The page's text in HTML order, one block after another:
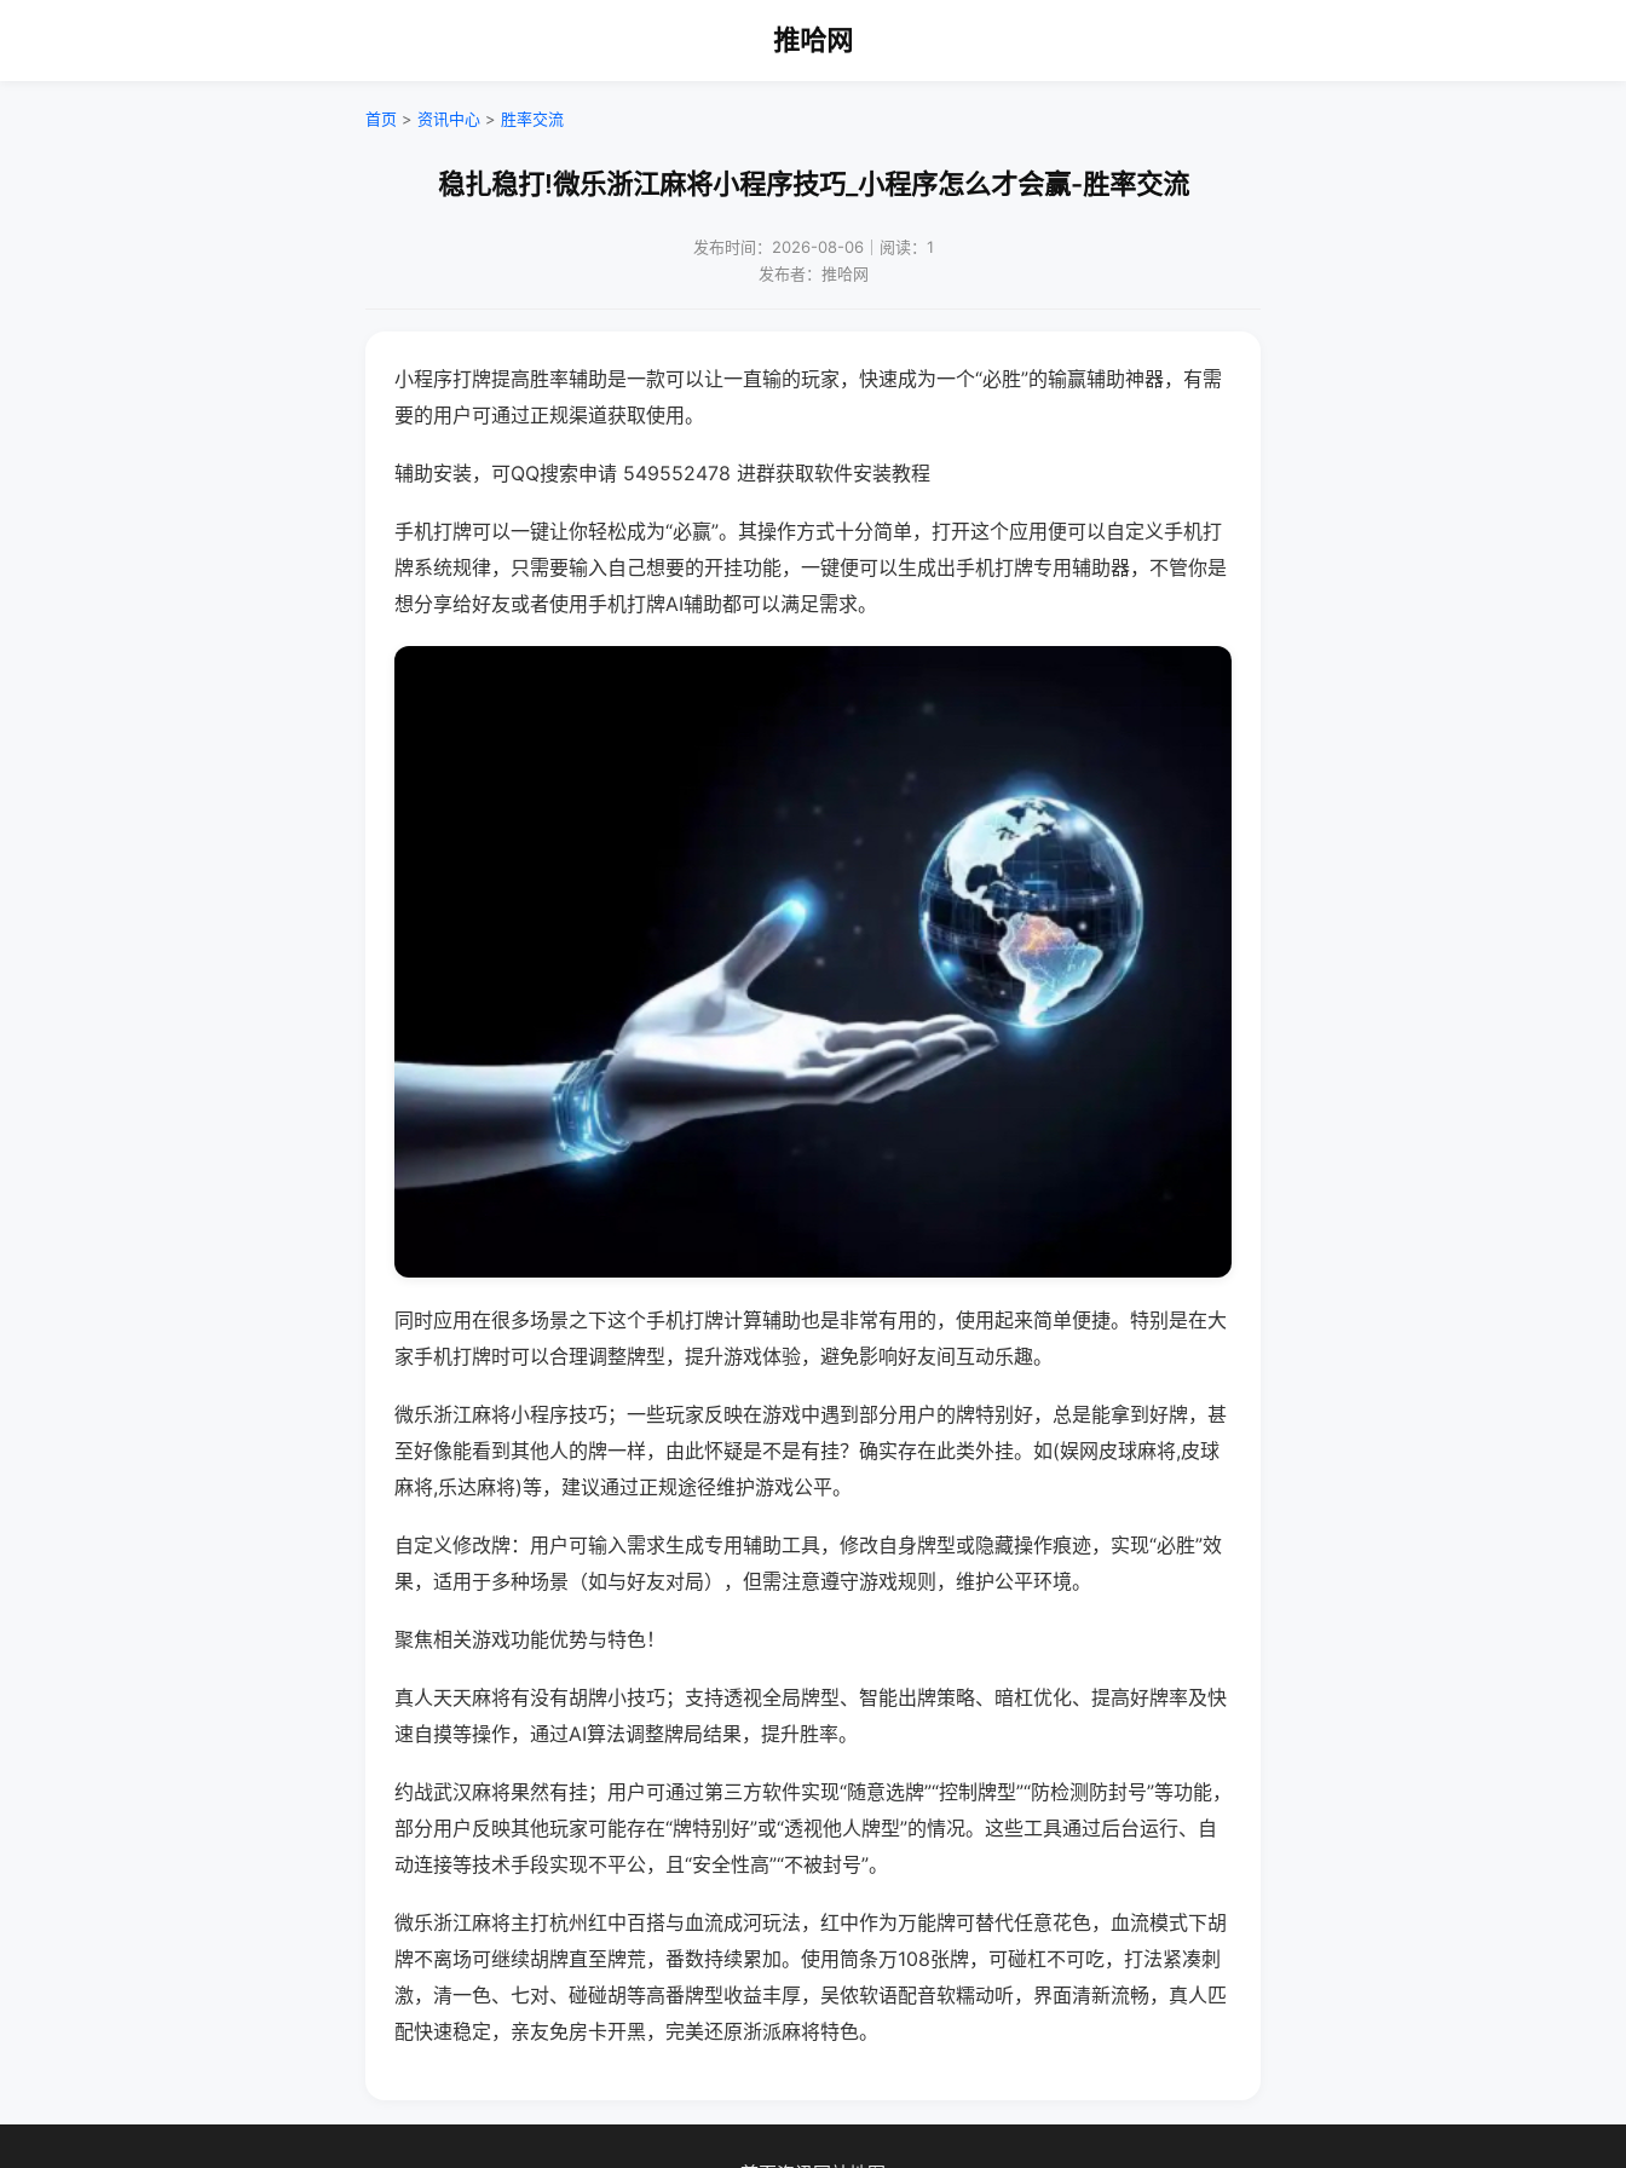
推哈网
首页 > 资讯中心 > 胜率交流
稳扎稳打!微乐浙江麻将小程序技巧_小程序怎么才会赢-胜率交流
发布时间：2026-08-06｜阅读：1
发布者：推哈网
小程序打牌提高胜率辅助是一款可以让一直输的玩家，快速成为一个“必胜”的输赢辅助神器，有需
要的用户可通过正规渠道获取使用。
辅助安装，可QQ搜索申请 549552478 进群获取软件安装教程
手机打牌可以一键让你轻松成为“必赢”。其操作方式十分简单，打开这个应用便可以自定义手机打
牌系统规律，只需要输入自己想要的开挂功能，一键便可以生成出手机打牌专用辅助器，不管你是
想分享给好友或者使用手机打牌AI辅助都可以满足需求。
同时应用在很多场景之下这个手机打牌计算辅助也是非常有用的，使用起来简单便捷。特别是在大
家手机打牌时可以合理调整牌型，提升游戏体验，避免影响好友间互动乐趣。
微乐浙江麻将小程序技巧；一些玩家反映在游戏中遇到部分用户的牌特别好，总是能拿到好牌，甚
至好像能看到其他人的牌一样，由此怀疑是不是有挂？确实存在此类外挂。如(娱网皮球麻将,皮球
麻将,乐达麻将)等，建议通过正规途径维护游戏公平。
自定义修改牌：用户可输入需求生成专用辅助工具，修改自身牌型或隐藏操作痕迹，实现“必胜”效
果，适用于多种场景（如与好友对局），但需注意遵守游戏规则，维护公平环境。
聚焦相关游戏功能优势与特色！
真人天天麻将有没有胡牌小技巧；支持透视全局牌型、智能出牌策略、暗杠优化、提高好牌率及快
速自摸等操作，通过AI算法调整牌局结果，提升胜率。
约战武汉麻将果然有挂；用户可通过第三方软件实现“随意选牌”“控制牌型”“防检测防封号”等功能，
部分用户反映其他玩家可能存在“牌特别好”或“透视他人牌型”的情况。这些工具通过后台运行、自
动连接等技术手段实现不平公，且“安全性高”“不被封号”。
微乐浙江麻将主打杭州红中百搭与血流成河玩法，红中作为万能牌可替代任意花色，血流模式下胡
牌不离场可继续胡牌直至牌荒，番数持续累加。使用筒条万108张牌，可碰杠不可吃，打法紧凑刺
激，清一色、七对、碰碰胡等高番牌型收益丰厚，吴侬软语配音软糯动听，界面清新流畅，真人匹
配快速稳定，亲友免房卡开黑，完美还原浙派麻将特色。